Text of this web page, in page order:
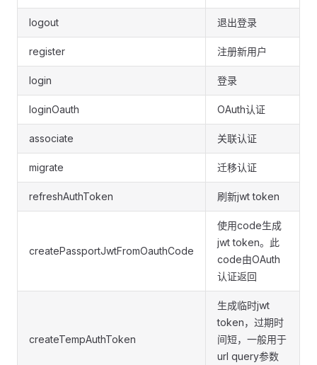
logout 退出登录
register 注册新用户
login 登录
loginOauth OAuth认证
associate 关联认证
migrate 迁移认证
refreshAuthToken 刷新jwt token
createPassportJwtFromOauthCode
使用code生成
jwt token。此
code由OAuth
认证返回
createTempAuthToken
生成临时jwt
token，过期时
间短，一般用于
url query参数